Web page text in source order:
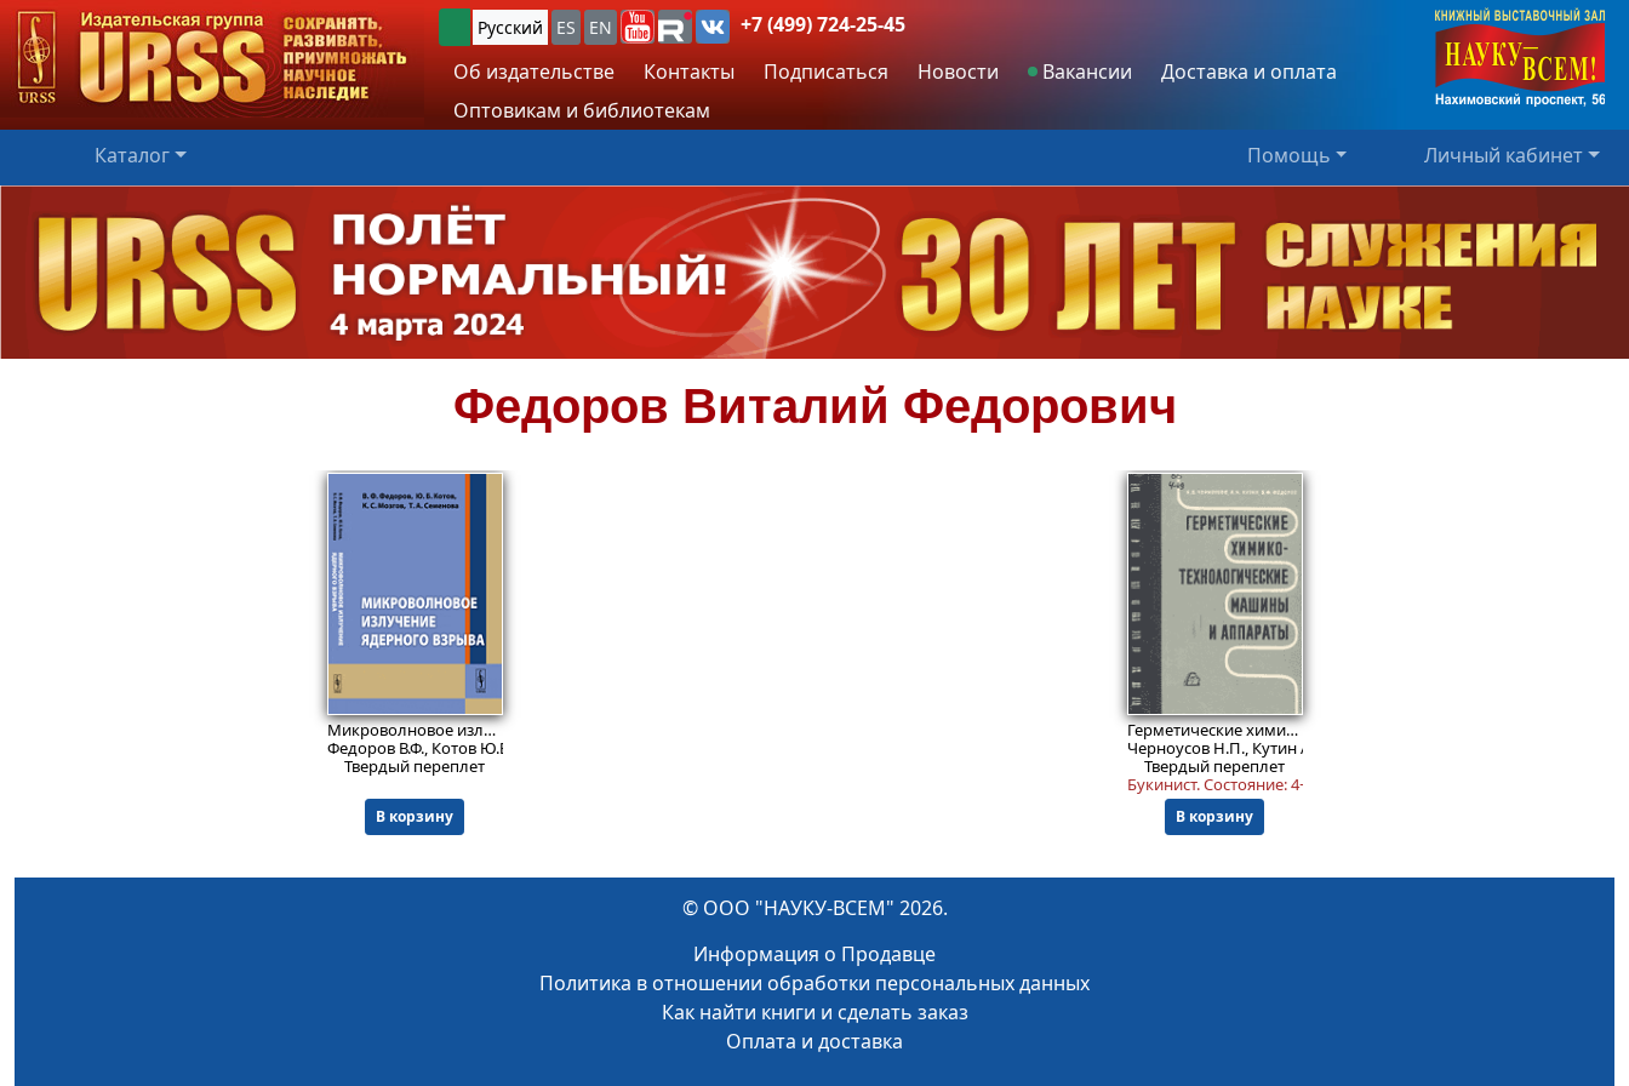
Русский ES EN
+7 (499) 724-25-45
Об издательстве
Контакты Подписаться Новости Вакансии
Доставка и оплата
Оптовикам и библиотекам
Каталог
Помощь Личный кабинет
Федоров Виталий Федорович
2393
Микроволновое излучение ядерного взрыва.
Федоров В.Ф., Котов Ю.Б., Мозгов К.С., Семенова Т.А.
Твердый переплет
В корзину
Герметические химико-технологические машины и аппараты
Черноусов Н.П., Кутин А.Н., Федоров В.Ф.
Твердый переплет
Букинист.Состояние: 4+
В корзину
© ООО "НАУКУ-ВСЕМ" 2026.
Информация о Продавце
Политика в отношении обработки персональных данных
Как найти книги и сделать заказ
Оплата и доставка